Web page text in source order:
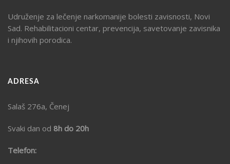
Udruženje za lečenje narkomanije bolesti zavisnosti, Novi
Sad. Rehabilitacioni centar, prevencija, savetovanje zavisnika
i njihovih porodica.
ADRESA
Salaš 276a, Čenej
Svaki dan od 8h do 20h
Telefon: